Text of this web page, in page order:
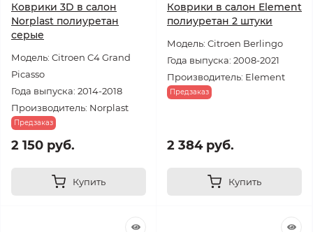
Коврики 3D в салон
Norplast полиуретан
серые
Модель: Citroen C4 Grand
Picasso
Года выпуска: 2014-2018
Производитель: Norplast
Предзаказ
2 150 руб.
Купить
Коврики в салон Element
полиуретан 2 штуки
Модель: Citroen Berlingo
Года выпуска: 2008-2021
Производитель: Element
Предзаказ
2 384 руб.
Купить